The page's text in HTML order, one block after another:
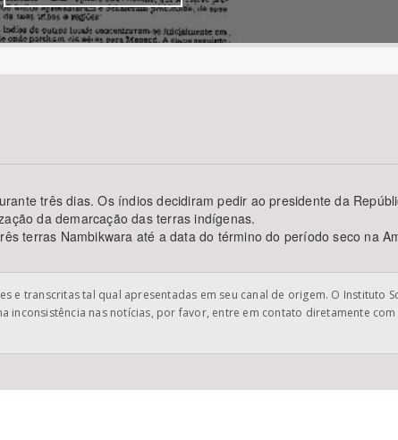
três dias. Os índios decidiram pedir ao presidente da
da demarcação das terras indígenas.
terras Nambikwara até a data do término do período seco na
e transcritas tal qual apresentadas em seu canal de origem. O Instituto
inconsistência nas notícias, por favor, entre em contato diretamente com